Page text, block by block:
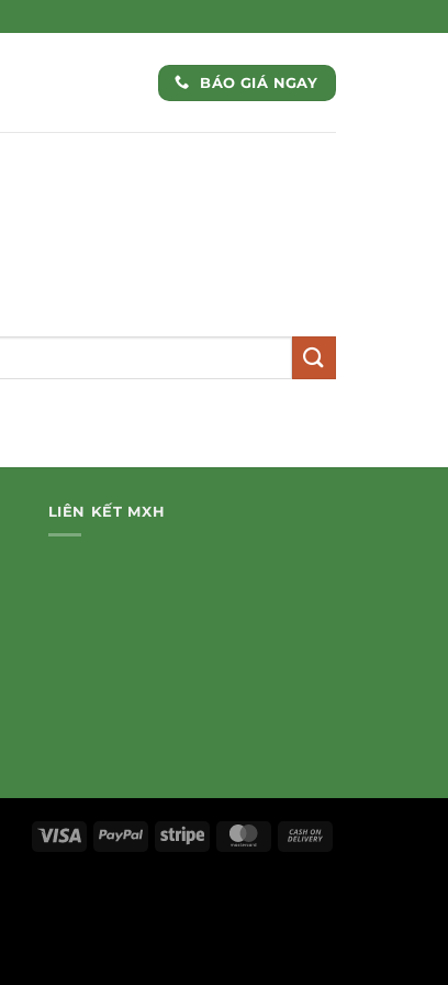
BÁO GIÁ NGAY
LIÊN KẾT MXH
Visa PayPal Stripe MasterCard